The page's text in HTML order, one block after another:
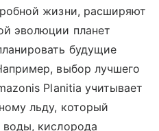
жизни, расширяют
эволюции планет
будущие
выбор лучшего
Planitia учитывает
льду, который
кислорода